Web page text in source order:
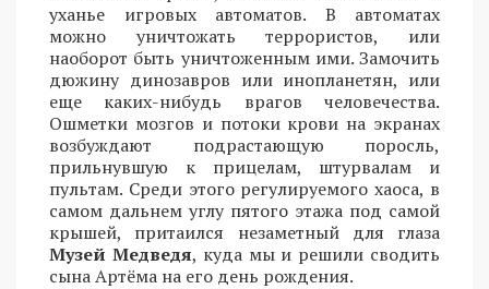
уханье игровых автоматов. В автоматах
можно уничтожать террористов, или
наоборот быть уничтоженным ими. Замочить
дюжину динозавров или инопланетян, или
еще каких-нибудь врагов человечества.
Ошметки мозгов и потоки крови на экранах
возбуждают подрастающую поросль,
прильнувшую к прицелам, штурвалам и
пультам. Среди этого регулируемого хаоса, в
самом дальнем углу пятого этажа под самой
крышей, притаился незаметный для глаза
Музей Медведя, куда мы и решили сводить
сына Артёма на его день рождения.